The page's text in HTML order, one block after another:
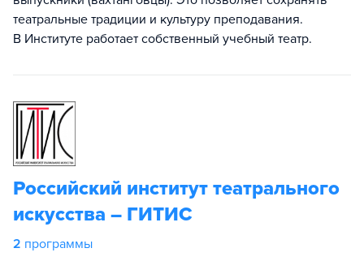
театральные традиции и культуру преподавания.
В Институте работает собственный учебный театр.
Российский институт театрального
искусства – ГИТИС
2 программы